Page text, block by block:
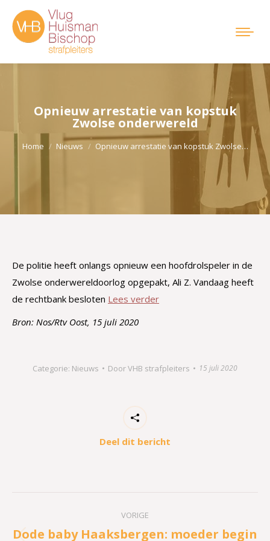
Opnieuw arrestatie van kopstuk
Zwolse onderwereld
Je bent hier:
Home Nieuws Opnieuw arrestatie van kopstuk Zwolse…
De politie heeft onlangs opnieuw een hoofdrolspeler in de
Zwolse onderwereldoorlog opgepakt, Ali Z. Vandaag heeft
de rechtbank besloten Lees verder
Bron: Nos/Rtv Oost, 15 juli 2020
Categorie: Nieuws DoorVHB strafpleiters 15 juli 2020
Deel dit bericht
VORIGE
Dode baby Haaksbergen: moeder begin